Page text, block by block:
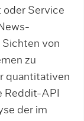
oder Service
von
zu
quantitativen
Reddit-API
der im